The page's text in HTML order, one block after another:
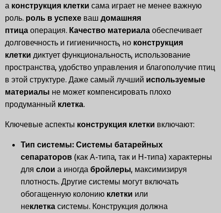
а конструкция клетки сама играет не менее важную
роль. роль в успехе ваш домашняя
птица операция. Качество материала обеспечивает
долговечность и гигиеничность, но конструкция
клетки диктует функциональность, использование
пространства, удобство управления и благополучие птиц
в этой структуре. Даже самый лучший используемые
материалы не может компенсировать плохо
продуманный клетка.
Ключевые аспекты конструкция клетки включают:
Тип системы: Системы батарейных
сепараторов (как А-типа, так и Н-типа) характерны
для слои а иногда бройлеры, максимизируя
плотность. Другие системы могут включать
обогащенную колонию клетки или
неклетка системы. Конструкция должна